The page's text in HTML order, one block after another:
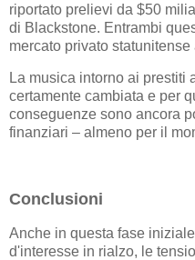
riportato prelievi da $50
di Blackstone. Entrambi
mercato privato
La musica intorno ai prestiti
certamente cambiata e per
conseguenze sono ancora
finanziari – almeno per il
Conclusioni
Anche in questa fase
d'interesse in rialzo, le